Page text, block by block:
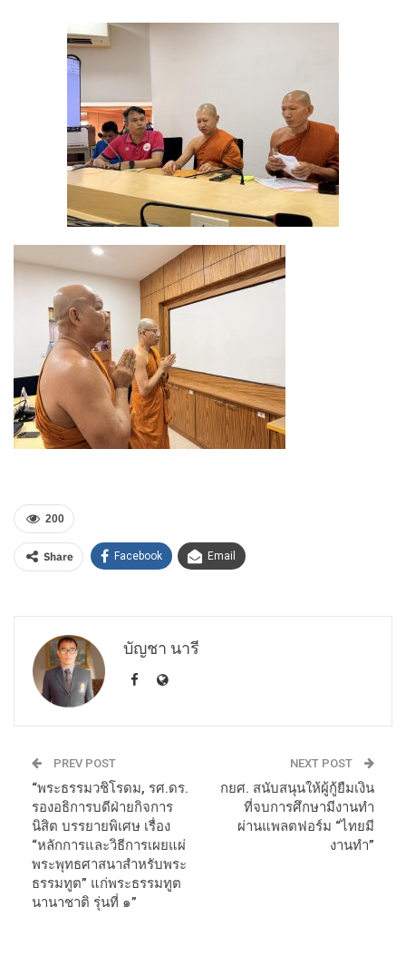
200
Share Facebook Email
บัญชา นารี
PREV POST
“พระธรรมวชิโรดม, รศ.ดร.
รองอธิการบดีฝ่ายกิจการ
นิสิต บรรยายพิเศษ เรื่อง
“หลักการและวิธีการเผยแผ่
พระพุทธศาสนาสำหรับพระ
ธรรมทูต” แก่พระธรรมทูต
นานาชาติ รุ่นที่ ๑”
NEXT POST
กยศ. สนับสนุนให้ผู้กู้ยืมเงิน
ที่จบการศึกษามีงานทำ
ผ่านแพลตฟอร์ม “ไทยมี
งานทำ”